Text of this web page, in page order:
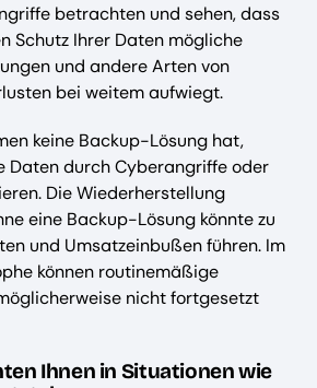
betrachten und sehen, dass
Schutz Ihrer Daten mögliche
und andere Arten von
bei weitem aufwiegt.
keine Backup-Lösung hat,
Daten durch Cyberangriffe oder
Die Wiederherstellung
eine Backup-Lösung könnte zu
und Umsatzeinbußen führen. Im
können routinemäßige
nicht fortgesetzt
Ihnen in Situationen wie